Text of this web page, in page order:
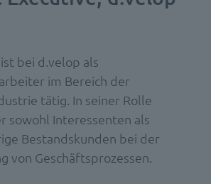
bei d.velop als
im Bereich der
tätig. In seiner Rolle
sowohl Interessenten als
Bestandskunden bei der
von Geschäftsprozessen.